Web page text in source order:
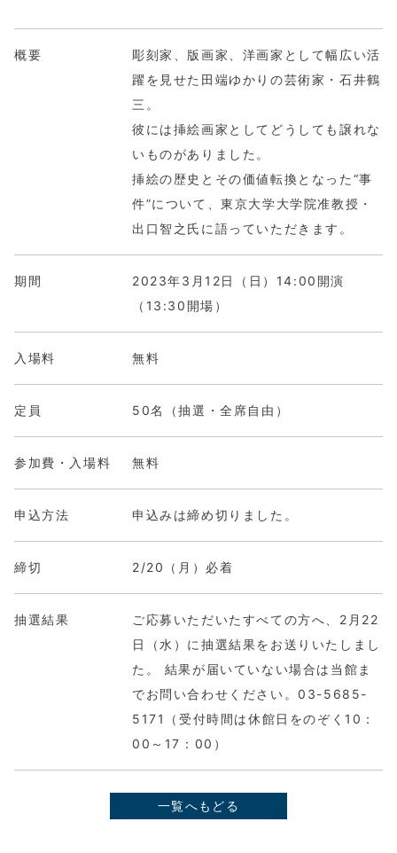
概要
彫刻家、版画家、洋画家として幅広い活
躍を見せた田端ゆかりの芸術家・石井鶴
三。
彼には挿絵画家としてどうしても譲れな
いものがありました。
挿絵の歴史とその価値転換となった“事
件”について、東京大学大学院准教授・
出口智之氏に語っていただきます。
期間
2023年3月12日（日）14:00開演
（13:30開場）
入場料 無料
定員 50名（抽選・全席自由）
参加費・入場料 無料
申込方法 申込みは締め切りました。
締切 2/20（月）必着
抽選結果
ご応募いただいたすべての方へ、2月22
日（水）に抽選結果をお送りいたしまし
た。 結果が届いていない場合は当館ま
でお問い合わせください。03-5685-
5171（受付時間は休館日をのぞく10：
00～17：00）
一覧へもどる